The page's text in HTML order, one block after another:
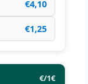
€4,10
€1,25
€/1€